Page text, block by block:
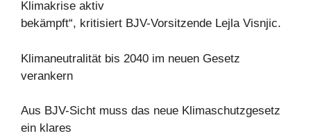
Klimakrise aktiv
bekämpft“, kritisiert BJV-Vorsitzende Lejla Visnjic.
Klimaneutralität bis 2040 im neuen Gesetz
verankern
Aus BJV-Sicht muss das neue Klimaschutzgesetz
ein klares